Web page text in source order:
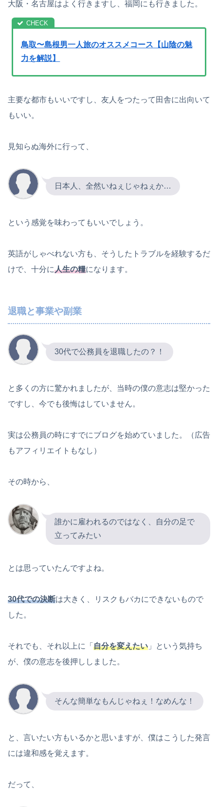
大阪・名古屋はよく行きますし、福岡にも行きました。
鳥取〜島根男一人旅のオススメコース【山陰の魅
力を解説】
主要な都市もいいですし、友人をつたって田舎に出向いて
もいい。
見知らぬ海外に行って、
日本人、全然いねぇじゃねぇか…
という感覚を味わってもいいでしょう。
英語がしゃべれない方も、そうしたトラブルを経験するだ
けで、十分に人生の糧になります。
退職と事業や副業
30代で公務員を退職したの？！
と多くの方に驚かれましたが、当時の僕の意志は堅かった
ですし、今でも後悔はしていません。
実は公務員の時にすでにブログを始めていました。（広告
もアフィリエイトもなし）
その時から、
誰かに雇われるのではなく、自分の足で
立ってみたい
とは思っていたんですよね。
30代での決断は大きく、リスクもバカにできないもので
した。
それでも、それ以上に「 自分を変えたい 」という気持ち
が、僕の意志を後押ししました。
そんな簡単なもんじゃねぇ！なめんな！
と、言いたい方もいるかと思いますが、僕はこうした発言
には違和感を覚えます。
だって、